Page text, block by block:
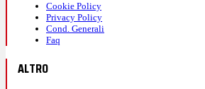
Cookie Policy
Privacy Policy
Cond. Generali
Faq
ALTRO